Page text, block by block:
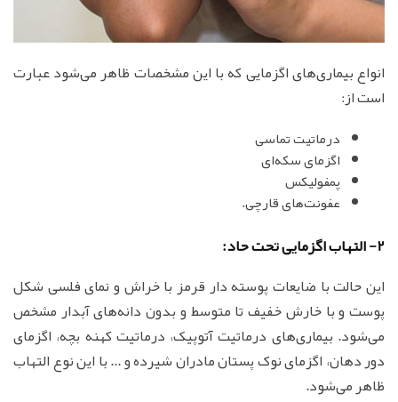
انواع بیماری‌های اگزمایی که با این مشخصات ظاهر می‌شود عبارت
است از:
درماتیت تماسی
اگزمای سکه‌ای
پمفولیکس
عفونت‌های قارچی.
2- التهاب اگزمایی تحت حاد:
این حالت با ضایعات پوسته دار قرمز با خراش و نمای فلسی شکل
پوست و با خارش خفیف تا متوسط و بدون دانه‌های آبدار مشخص
می‌شود. بیماری‌های درماتیت آتوپیک، درماتیت کهنه بچه، اگزمای
دور دهان، اگزمای نوک پستان مادران شیرده و ... با این نوع التهاب
ظاهر می‌شود.